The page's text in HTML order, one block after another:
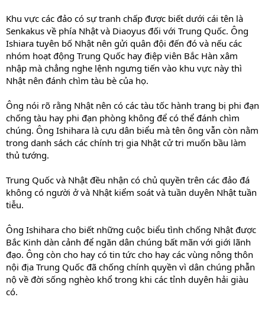
Khu vực các đảo có sự tranh chấp được biết dưới cái tên là
Senkakus về phía Nhật và Diaoyus đối với Trung Quốc. Ông
Ishiara tuyên bố Nhật nên gửi quân đội đến đó và nếu các
nhóm hoạt động Trung Quốc hay điệp viên Bắc Hàn xâm
nhập mà chẳng nghe lệnh ngưng tiến vào khu vực này thì
Nhật nên đánh chìm tàu bè của họ.
Ông nói rõ rằng Nhật nên có các tàu tốc hành trang bị phi đạn
chống tàu hay phi đạn phòng không để có thể đánh chìm
chúng. Ông Ishihara là cựu dân biểu mà tên ông vẫn còn nằm
trong danh sách các chính trị gia Nhật cử tri muốn bầu làm
thủ tướng.
Trung Quốc và Nhật đều nhận có chủ quyền trên các đảo đá
không có người ở và Nhật kiểm soát và tuần duyên Nhật tuần
tiễu.
Ông Ishihara cho biết những cuộc biểu tình chống Nhật được
Bắc Kinh dàn cảnh để ngăn dân chúng bất mãn với giới lãnh
đạo. Ông còn cho hay có tin tức cho hay các vùng nông thôn
nội địa Trung Quốc đã chống chính quyền vì dân chúng phẫn
nộ về đời sống nghèo khổ trong khi các tỉnh duyên hải giàu
có.